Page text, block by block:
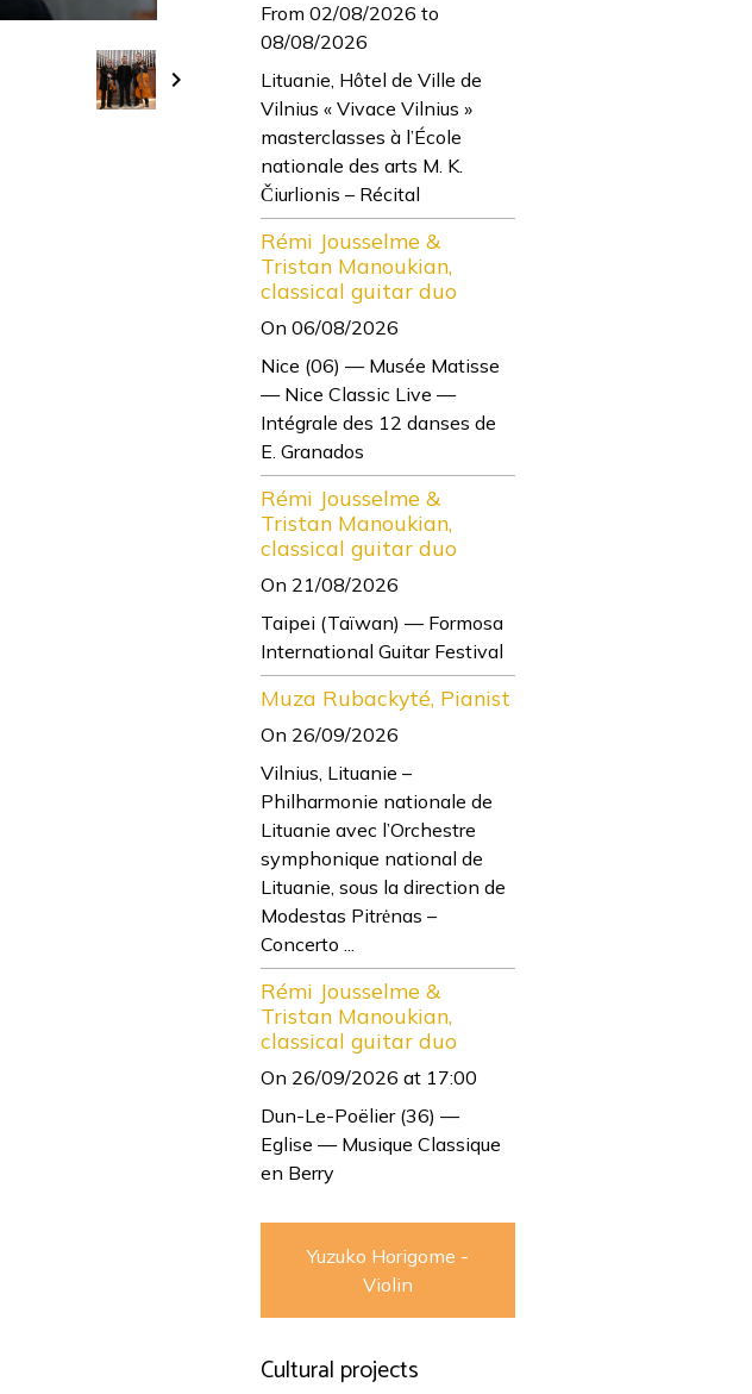
From 02/08/2026 to
08/08/2026
Lituanie, Hôtel de Ville de
Vilnius « Vivace Vilnius »
masterclasses à l’École
nationale des arts M. K.
Čiurlionis – Récital
Rémi Jousselme &
Tristan Manoukian,
classical guitar duo
On 06/08/2026
Nice (06) — Musée Matisse
— Nice Classic Live —
Intégrale des 12 danses de
E. Granados
Rémi Jousselme &
Tristan Manoukian,
classical guitar duo
On 21/08/2026
Taipei (Taïwan) — Formosa
International Guitar Festival
Muza Rubackyté, Pianist
On 26/09/2026
Vilnius, Lituanie –
Philharmonie nationale de
Lituanie avec l’Orchestre
symphonique national de
Lituanie, sous la direction de
Modestas Pitrėnas –
Concerto ...
Rémi Jousselme &
Tristan Manoukian,
classical guitar duo
On 26/09/2026 at 17:00
Dun-Le-Poëlier (36) —
Eglise — Musique Classique
en Berry
Yuzuko Horigome -
Violin
Cultural projects